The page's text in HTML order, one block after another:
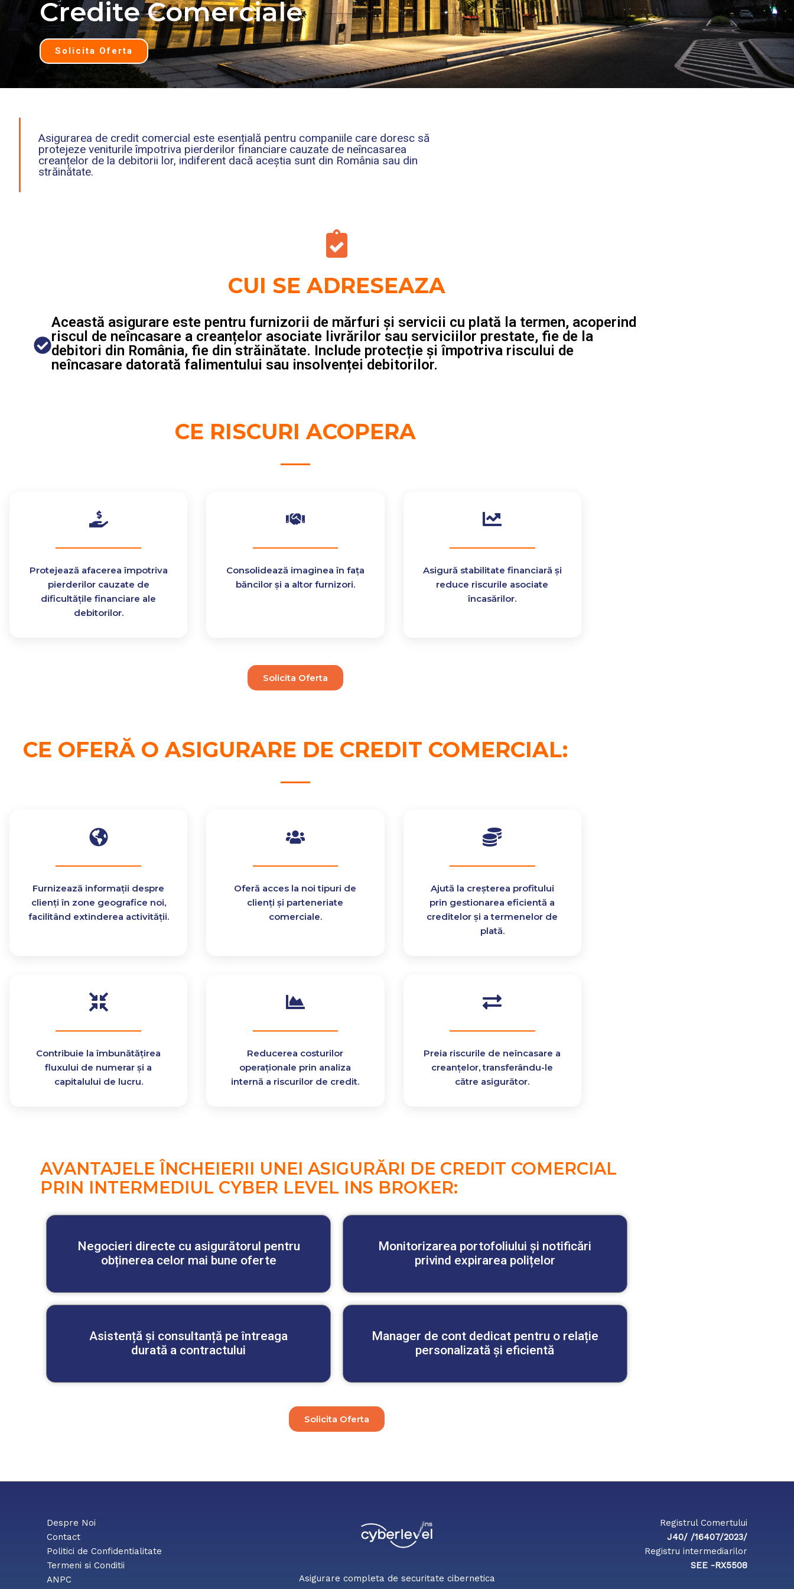
Credite Comerciale
Solicita Oferta
Asigurarea de credit comercial este esențială pentru companiile care doresc să
protejeze veniturile împotriva pierderilor financiare cauzate de neîncasarea
creanțelor de la debitorii lor, indiferent dacă aceștia sunt din România sau din
străinătate.
CUI SE ADRESEAZA
Această asigurare este pentru furnizorii de mărfuri și servicii cu plată la termen, acoperind
riscul de neîncasare a creanțelor asociate livrărilor sau serviciilor prestate, fie de la
debitori din România, fie din străinătate. Include protecție și împotriva riscului de
neîncasare datorată falimentului sau insolvenței debitorilor.
CE RISCURI ACOPERA
Protejează afacerea împotriva
pierderilor cauzate de
dificultățile financiare ale
debitorilor.
Consolidează imaginea în fața
băncilor și a altor furnizori.
Asigură stabilitate financiară și
reduce riscurile asociate
încasărilor.
Solicita Oferta
CE OFERĂ O ASIGURARE DE CREDIT COMERCIAL:
Furnizează informații despre
clienți în zone geografice noi,
facilitând extinderea activității.
Oferă acces la noi tipuri de
clienți și parteneriate
comerciale.
Ajută la creșterea profitului
prin gestionarea eficientă a
creditelor și a termenelor de
plată.
Contribuie la îmbunătățirea
fluxului de numerar și a
capitalului de lucru.
Reducerea costurilor
operaționale prin analiza
internă a riscurilor de credit.
Preia riscurile de neîncasare a
creanțelor, transferându-le
către asigurător.
AVANTAJELE ÎNCHEIERII UNEI ASIGURĂRI DE CREDIT COMERCIAL
PRIN INTERMEDIUL CYBER LEVEL INS BROKER:
Negocieri directe cu asigurătorul pentru
obținerea celor mai bune oferte
Monitorizarea portofoliului și notificări
privind expirarea polițelor
Asistență și consultanță pe întreaga
durată a contractului
Manager de cont dedicat pentru o relație
personalizată și eficientă
Solicita Oferta
Despre Noi
Contact
Politici de Confidentialitate
Termeni si Conditii
ANPC
Asigurare completa de securitate cibernetica
Registrul Comertului
J40/ /16407/2023/
Registru intermediarilor
SEE -RX5508